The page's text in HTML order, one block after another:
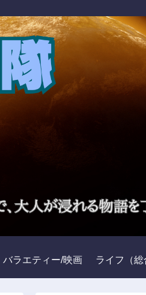
バラエティー/映画 ライフ（総